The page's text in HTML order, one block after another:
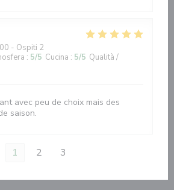
- Ospiti 2
: 5/5 Cucina : 5/5 Qualità /
avec peu de choix mais des
saison.
1 2 3